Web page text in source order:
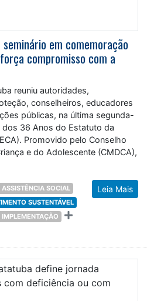
em comemoração
compromisso com a
reuniu autoridades,
conselheiros, educadores
públicas, na última segunda-
dos 36 Anos do Estatuto da
Promovido pelo Conselho
e do Adolescente (CMDCA),
Leia Mais
ASSISTÊNCIA SOCIAL
SUSTENTÁVEL
IMPLEMENTAÇÃO